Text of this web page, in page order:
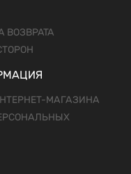
ВОЗВРАТА
МАГАЗИНА